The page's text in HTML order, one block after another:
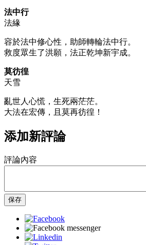
法中行
法緣
容於法中修心性，助師轉輪法中行。
救度眾生了洪願，法正乾坤新宇成。
莫彷徨
天雪
亂世人心慌，生死兩茫茫。
大法在宏傳，且莫再彷徨！
添加新評論
評論內容
保存